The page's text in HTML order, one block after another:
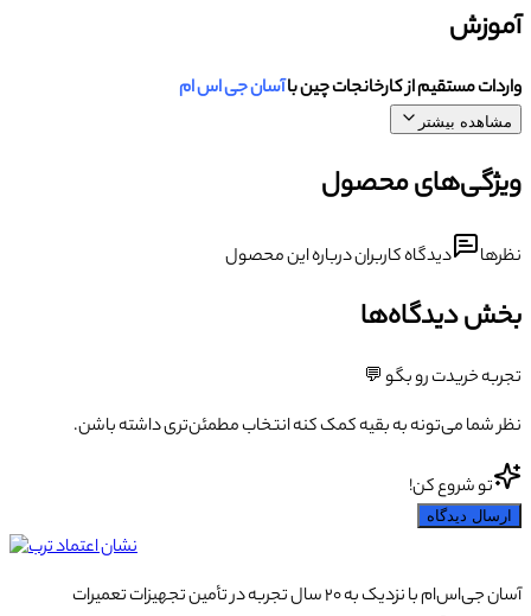
آموزش
واردات مستقیم از کارخانجات چین باآسان جی اس ام
مشاهده بیشتر
ویژگی‌های محصول
نظرها دیدگاه کاربران درباره این محصول
بخش دیدگاه‌ها
تجربه خریدت رو بگو 💬
نظر شما می‌تونه به بقیه کمک کنه انتخاب مطمئن‌تری داشته باشن.
تو شروع کن!
ارسال دیدگاه
آسان جی‌اس‌ام با نزدیک به ۲۰ سال تجربه در تأمین تجهیزات تعمیرات